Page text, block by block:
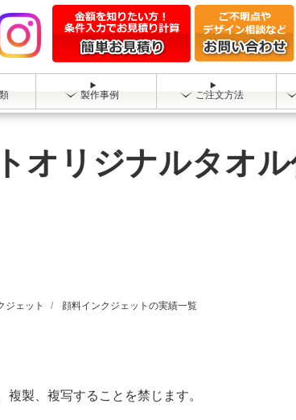
製作事例 ご注文方法
オリジナルタオル
ジェット 顔料インクジェットの実績一覧
製、複写することを禁じます。